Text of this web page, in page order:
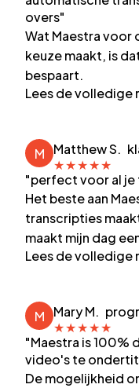
overs"
Wat Maestra voor
keuze maakt, is
bespaart.
Lees de volledige
M Matthew S.
★★★★★
"perfect voor al
Het beste aan
transcripties
maakt mijn dag
Lees de volledige
M Mary M.
★★★★★
"Maestra is 100%
video's te
De mogelijkheid